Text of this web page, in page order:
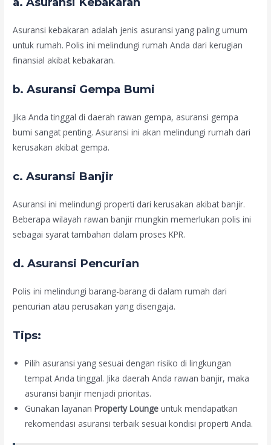
Asuransi kebakaran adalah jenis asuransi yang paling umum
untuk rumah. Polis ini melindungi rumah Anda dari kerugian
finansial akibat kebakaran.
b.Asuransi Gempa Bumi
Jika Anda tinggal di daerah rawan gempa, asuransi gempa
bumi sangat penting. Asuransi ini akan melindungi rumah dari
kerusakan akibat gempa.
c.Asuransi Banjir
Asuransi ini melindungi properti dari kerusakan akibat banjir.
Beberapa wilayah rawan banjir mungkin memerlukan polis ini
sebagai syarat tambahan dalam proses KPR.
d.Asuransi Pencurian
Polis ini melindungi barang-barang di dalam rumah dari
pencurian atau perusakan yang disengaja.
Tips:
Pilih asuransi yang sesuai dengan risiko di lingkungan
tempat Anda tinggal. Jika daerah Anda rawan banjir, maka
asuransi banjir menjadi prioritas.
Gunakan layananProperty Lounge untuk mendapatkan
rekomendasi asuransi terbaik sesuai kondisi properti Anda.